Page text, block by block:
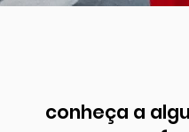
conheça a